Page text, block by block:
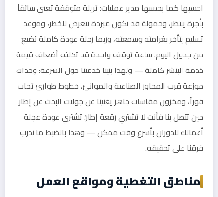
احسبها كما يحسبها مدير عمليات: تريلة متوقفة تعني سائقاً
بأجرة ينتظر، وحمولة قد تكون مبردة تتعرض للخطر، وموعد
تسليم يتأخر بغرامته وسمعته، وربما رحلة عودة كاملة تضيع
من جدول اليوم. ساعة توقف واحدة قد تكلف أضعاف قيمة
خدمة البنشر كاملة — ولهذا بنينا خدمتنا حول السرعة: وحدات
موزعة قرب المحاور الصناعية والموانئ، خطوط طوارئ تجاب
فوراً، ومخزون مقاسات جاهز يغنينا عن جولات البحث عن إطار.
حين تتصل بنا فأنت لا تشتري رقعة إطار؛ تشتري عودة عجلة
أعمالك للدوران بأسرع وقت ممكن — وهذا بالضبط ما ندرب
فرقنا على تحقيقه.
مناطق التغطية ومواقع العمل